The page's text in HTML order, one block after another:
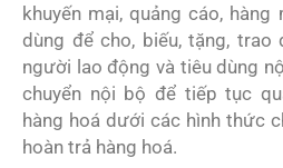
khuyến mại, quảng cáo, hàng
dùng để cho, biếu, tặng,
người lao động và tiêu dùng
chuyển nội bộ để tiếp tục
hàng hoá dưới các hình thức
hoàn trả hàng hoá.